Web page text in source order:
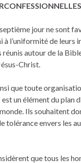
jour ne sont
à l’uniformité de leurs
réunis autour de la
Christ.
que toute
un élément du plan
Ils souhaitent
tolérance envers les
que tous les